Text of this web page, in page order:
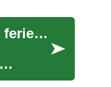
Byggetilladelser og lokale regulativer for kompakt feriebyggeri internationalt